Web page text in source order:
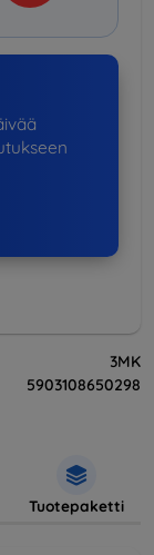
3MK
5903108650298
Tuotepaketti